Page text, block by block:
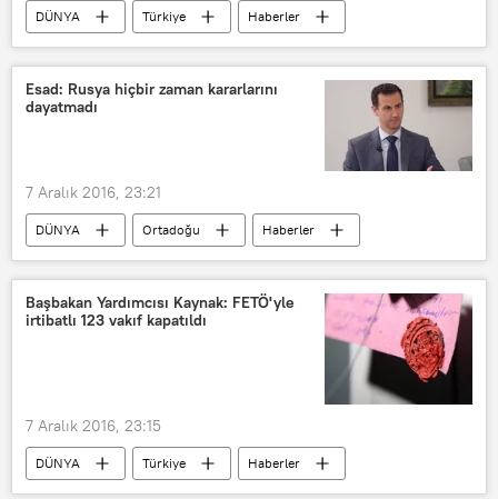
DÜNYA Türkiye
Haberler
Ankara
Şırnak
Fethullah Gülen
BTK
FETÖ/PDY
Esad: Rusya hiçbir zaman kararlarını
dayatmadı
7 Aralık 2016, 23:21
DÜNYA Ortadoğu
Haberler
Rusya
Suriye
Beşar Esad
El Vatan
Başbakan Yardımcısı Kaynak: FETÖ'yle
irtibatlı 123 vakıf kapatıldı
7 Aralık 2016, 23:15
DÜNYA Türkiye
Haberler